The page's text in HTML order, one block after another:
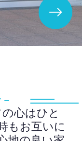
心はひと
もお互いに